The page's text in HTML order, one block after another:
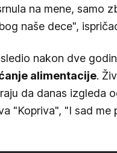
na mene, samo
naše dece",
nakon dve
alimentacije.
da danas izgleda
"Kopriva", "I sad me